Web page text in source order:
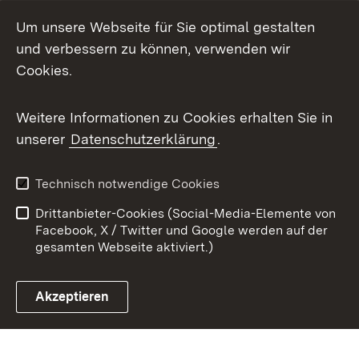
X / Twitter
Youtube
Link zum Landesportal
Kontakt
Datenschutz
Barrierefreiheit
Impressum
Cookies
Um unsere Webseite für Sie optimal gestalten
und verbessern zu können, verwenden wir
Cookies.
Weitere Informationen zu Cookies erhalten Sie in
unserer Datenschutzerklärung.
Technisch notwendige Cookies
Drittanbieter-Cookies (Social-Media-Elemente von
Facebook, X / Twitter und Google werden auf der
gesamten Webseite aktiviert.)
Akzeptieren